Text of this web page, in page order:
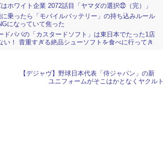
はホワイト企業 2072話目「ヤマダの選択㉒（完）」
乗ったら「モバイルバッテリー」の持ち込みルール
になっていて焦った
ドパパの「カスタードソフト」は東日本でたった1店
い！ 貴重すぎる絶品シューソフトを食べに行ってき
…普通の車屋さんかと思ったら、本格ドリフトシミュ
できた！ リアルすぎる操作感にびっくり！
【デジャヴ】野球日本代表「侍ジャパン」の新
ユニフォームがそこはかとなくヤクルト